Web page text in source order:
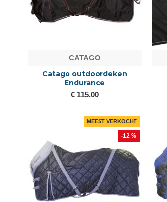
CATAGO
Catago outdoordeken
Endurance
€ 115,00
MEEST VERKOCHT
-12 %